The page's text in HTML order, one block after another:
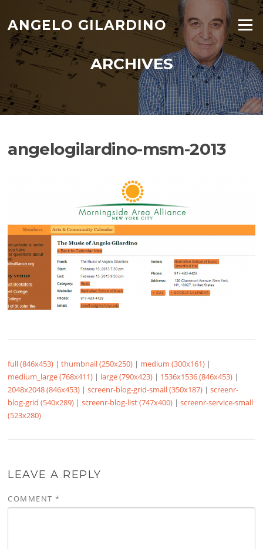
content
ANGELO GILARDINO Menu
ARCHIVES
angelogilardino-msm-2013
full (846x453) |thumbnail (250x250) | medium (300x161) |
medium_large (768x411) | large (790x423) | 1536x1536 (846x453) |
2048x2048 (846x453) |screenr-blog-grid-small (350x187) |screenr-
blog-grid (540x289) |screenr-blog-list (747x400) |screenr-service-small
(523x280)
LEAVE A REPLY
COMMENT*